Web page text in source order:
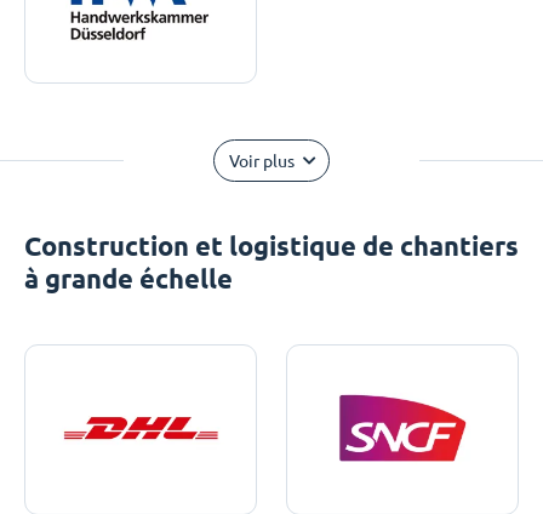
Voir plus
Construction et logistique de chantiers
à grande échelle